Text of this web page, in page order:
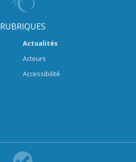
RUBRIQUES
Actualités
Acteurs
Accessibilité